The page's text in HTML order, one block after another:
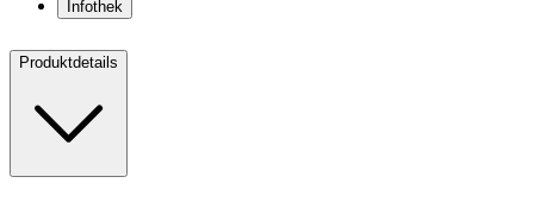
Infothek
Produktdetails